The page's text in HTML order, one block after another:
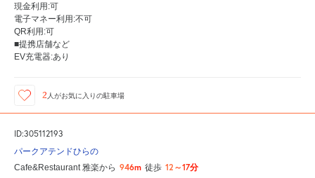
現金利用:可
電子マネー利用:不可
QR利用:可
■提携店舗など
EV充電器:あり
2 人がお気に入りの駐車場
ID:305112193
パークアテンドひらの
Cafe&Restaurant 雅楽から 946m 徒歩 12～17分